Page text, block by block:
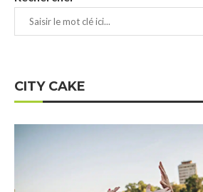
CITY CAKE